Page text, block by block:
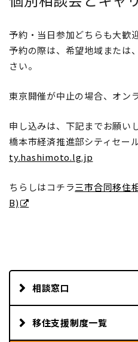
予約・当日参加どちらも大歓迎
予約の際は、希望地域または
さい。
東京開催が中止の場合、オン
申し込みは、下記までお願い
橋本市経済推進部シティセー
ty.hashimoto.lg.jp
ちらしはコチラ三市合同移住
B)
相談窓口
移住支援制度一覧